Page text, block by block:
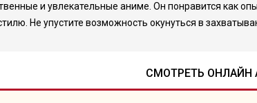
и увлекательные аниме. Он понравится как
Не упустите возможность окунуться в
СМОТРЕТЬ ОНЛАЙН